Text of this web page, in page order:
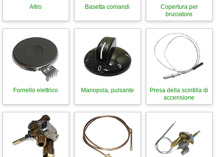
Altro Basetta comandi
Copertura per
bruciatore
Fornello elettrico Manopola, pulsante
Presa della scintilla di
accensione